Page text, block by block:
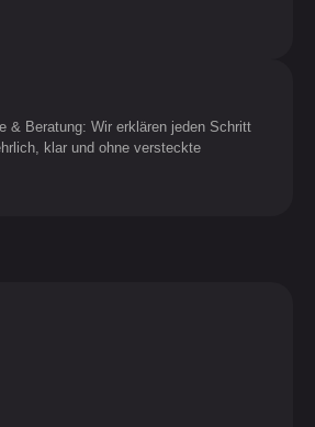
& Beratung: Wir erklären jeden Schritt
klar und ohne versteckte